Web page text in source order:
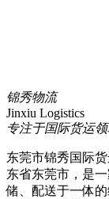
锦秀物流
Jinxiu Logistics
专注于国际货运
东莞市锦秀国际
东省东莞市，是
储、配送于一体